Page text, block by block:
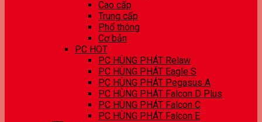
Cao cấp
Trung cấp
Phổ thông
Cơ bản
PC HOT
PC HÙNG PHÁT Relaw
PC HÙNG PHÁT Eagle S
PC HÙNG PHÁT Pegasus A
PC HÙNG PHÁT Falcon D Plus
PC HÙNG PHÁT Falcon C
PC HÙNG PHÁT Falcon E